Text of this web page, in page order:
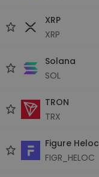
XRP
XRP
Solana
SOL
TRON
TRX
Figure Heloc
FIGR_HELOC